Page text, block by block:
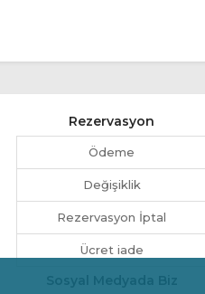
Rezervasyon
Ödeme
Değişiklik
Rezervasyon İptal
Ücret iade